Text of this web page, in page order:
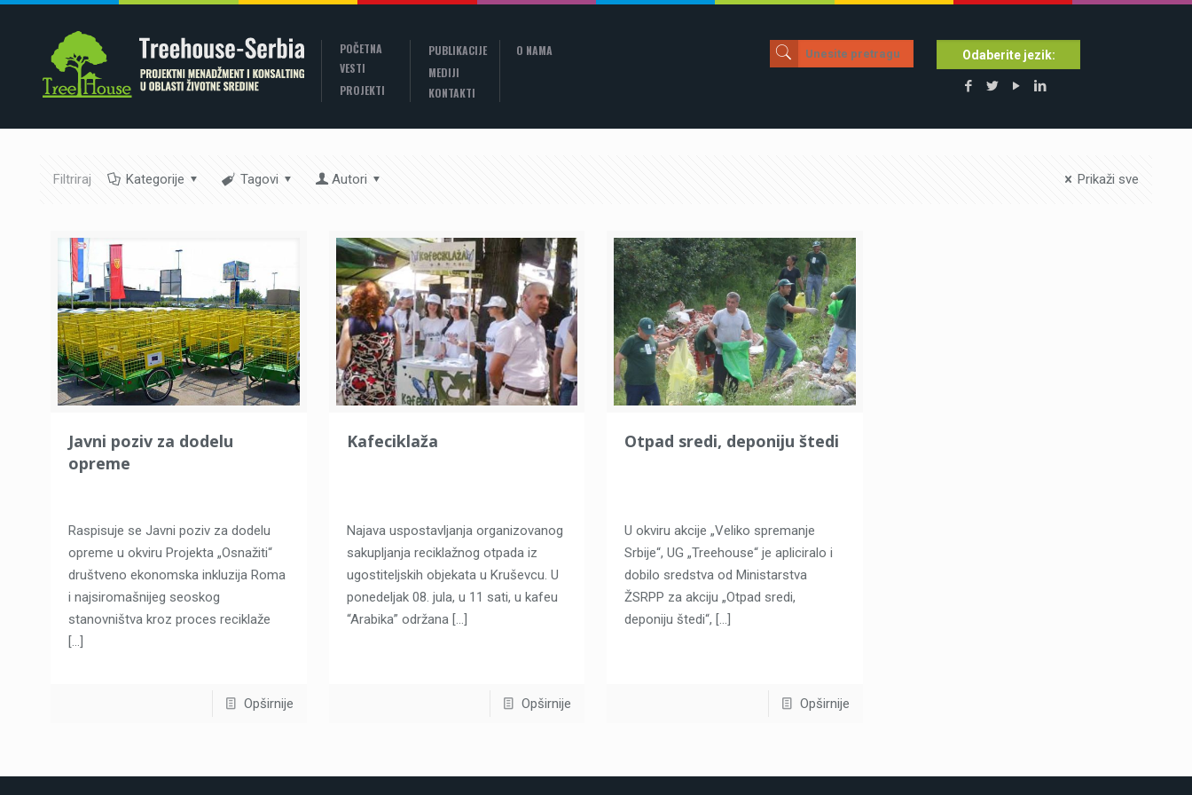
Odaberite jezik:
POČETNA
VESTI
PROJEKTI
PUBLIKACIJE
MEDIJI
KONTAKTI
O NAMA
Filtriraj Kategorije Tagovi Autori Prikaži sve
Javni poziv za dodelu
opreme
Raspisuje se Javni poziv za dodelu
opreme u okviru Projekta „Osnažiti“
društveno ekonomska inkluzija Roma
i najsiromašnijeg seoskog
stanovništva kroz proces reciklaže
[…]
Opširnije
Kafeciklaža
Najava uspostavljanja organizovanog
sakupljanja reciklažnog otpada iz
ugostiteljskih objekata u Kruševcu. U
ponedeljak 08. jula, u 11 sati, u kafeu
“Arabika” održana[…]
Opširnije
Otpad sredi, deponiju štedi
U okviru akcije „Veliko spremanje
Srbije“, UG „Treehouse“ je apliciralo i
dobilo sredstva od Ministarstva
ŽSRPP za akciju „Otpad sredi,
deponiju štedi“, […]
Opširnije